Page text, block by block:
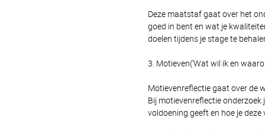
Deze maatstaf gaat over het
goed in bent en wat je
doelen tijdens je stage te
3. Motieven(‘Wat wil ik en
Motievenreflectie gaat over de
Bij motievenreflectie onderzoek
voldoening geeft en hoe je